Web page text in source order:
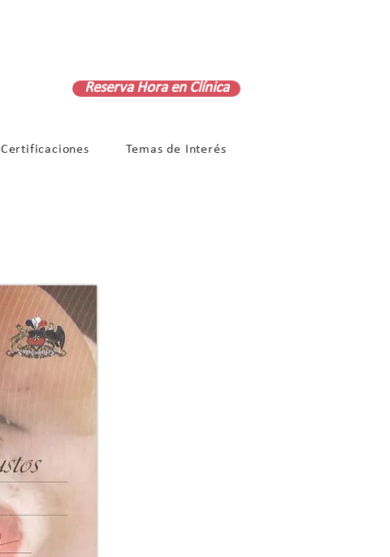
Reserva Hora en Clínica
Certificaciones Temas de Interés